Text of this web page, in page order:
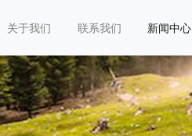
关于我们 联系我们 新闻中心